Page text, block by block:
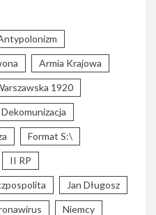
Armia Krajowa
1920
Dekomunizacja
Format S:\
II RP
Jan Długosz
Niemcy